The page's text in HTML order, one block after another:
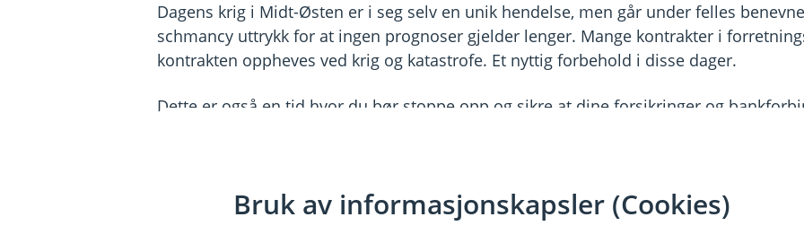
Dagens krig i Midt-Østen er i seg selv en unik hendelse, men går under felles
schmancy uttrykk for at ingen prognoser gjelder lenger. Mange kontrakter i
kontrakten oppheves ved krig og katastrofe. Et nyttig forbehold i disse dager.
Dette er også en tid hvor du bør stoppe opp og sikre at dine forsikringer og
Og hvis du kommer til meg for å klage på at så ikke finnes i din utenlandske bank,
folkefinansieringsfirma, så må jeg bare spørre deg det samme spørsmålet jeg spurte
Bruk av informasjonskapsler (Cookies)